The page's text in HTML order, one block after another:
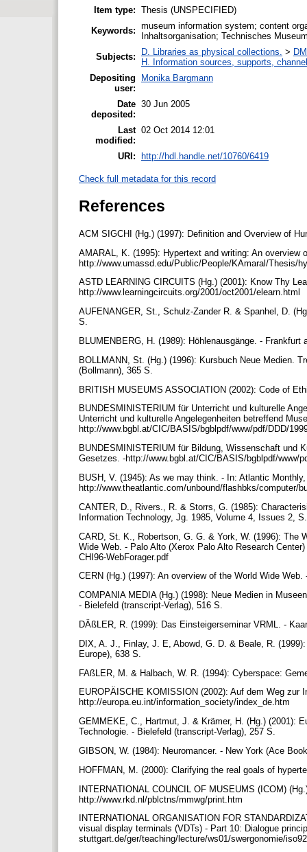
Item type: Thesis (UNSPECIFIED)
Keywords: museum information system; content
Inhaltsorganisation; Technisches
Subjects:
D. Libraries as physical collections. >
H. Information sources, supports,
Depositing
user:
Monika Bargmann
Date
deposited:
30 Jun 2005
Last
modified:
02 Oct 2014 12:01
URI: http://hdl.handle.net/10760/6419
Check full metadata for this record
References
ACM SIGCHI (Hg.) (1997): Definition and Overview of
AMARAL, K. (1995): Hypertext and writing: An overview
http://www.umassd.edu/Public/People/KAmaral/Thesis/
ASTD LEARNING CIRCUITS (Hg.) (2001): Know Thy
http://www.learningcircuits.org/2001/oct2001/elearn.html
AUFENANGER, St., Schulz-Zander R. & Spanhel, D.
S.
BLUMENBERG, H. (1989): Höhlenausgänge. -
BOLLMANN, St. (Hg.) (1996): Kursbuch Neue Medien.
(Bollmann), 365 S.
BRITISH MUSEUMS ASSOCIATION (2002): Code of
BUNDESMINISTERIUM für Unterricht und kulturelle
Unterricht und kulturelle Angelegenheiten betreffend
http://www.bgbl.at/CIC/BASIS/bgblpdf/www/pdf/DDD/
BUNDESMINISTERIUM für Bildung, Wissenschaft und
Gesetzes. -http://www.bgbl.at/CIC/BASIS/bgblpdf/www/
BUSH, V. (1945): As we may think. - In: Atlantic
http://www.theatlantic.com/unbound/flashbks/computer/
CANTER, D., Rivers., R. & Storrs, G. (1985):
Information Technology, Jg. 1985, Volume 4, Issues 2,
CARD, St. K., Robertson, G. G. & York, W. (1996): The
Wide Web. - Palo Alto (Xerox Palo Alto Research
CHI96-WebForager.pdf
CERN (Hg.) (1997): An overview of the World Wide
COMPANIA MEDIA (Hg.) (1998): Neue Medien in
- Bielefeld (transcript-Verlag), 516 S.
DÄßLER, R. (1999): Das Einsteigerseminar VRML. -
DIX, A. J., Finlay, J. E, Abowd, G. D. & Beale, R.
Europe), 638 S.
FAßLER, M. & Halbach, W. R. (1994): Cyberspace:
EUROPÄISCHE KOMISSION (2002): Auf dem Weg
http://europa.eu.int/information_society/index_de.htm
GEMMEKE, C., Hartmut, J. & Krämer, H. (Hg.) (2001):
Technologie. - Bielefeld (transcript-Verlag), 257 S.
GIBSON, W. (1984): Neuromancer. - New York (Ace
HOFFMAN, M. (2000): Clarifying the real goals of
INTERNATIONAL COUNCIL OF MUSEUMS (ICOM)
http://www.rkd.nl/pblctns/mmwg/print.htm
INTERNATIONAL ORGANISATION FOR
visual display terminals (VDTs) - Part 10: Dialogue
stuttgart.de/ger/teaching/lecture/ws01/swergonomie/